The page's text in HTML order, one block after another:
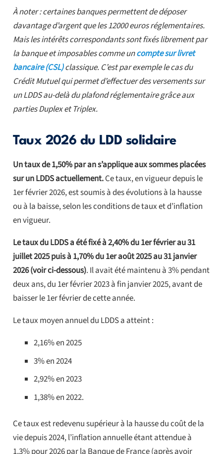
À noter : certaines banques permettent de déposer
davantage d’argent que les 12000 euros réglementaires.
Mais les intérêts correspondants sont fixés librement par
la banque et imposables comme uncompte sur livret
bancaire (CSL)classique. C’est par exemple le cas du
Crédit Mutuel qui permet d’effectuer des versements sur
un LDDS au-delà du plafond réglementaire grâce aux
parties Duplex et Triplex.
Taux 2026 du LDD solidaire
Un taux de 1,50% par an s’applique aux sommes placées
sur un LDDS actuellement.Ce taux, en vigueur depuis le
1er février 2026, est soumis à des évolutions à la hausse
ou à la baisse, selon les conditions de taux et d’inflation
en vigueur.
Le taux du LDDS a été fixé à 2,40% du 1er février au 31
juillet 2025 puis à 1,70% du 1er août 2025 au 31 janvier
2026 (voir ci-dessous). Il avait été maintenu à 3% pendant
deux ans, du 1er février 2023 à fin janvier 2025, avant de
baisser le 1er février de cette année.
Le taux moyen annuel du LDDS a atteint :
2,16% en 2025
3% en 2024
2,92% en 2023
1,38% en 2022.
Ce taux est redevenu supérieur à la hausse du coût de la
vie depuis 2024, l’inflation annuelle étant attendue à
1,3% pour 2026 par la Banque de France (après avoir